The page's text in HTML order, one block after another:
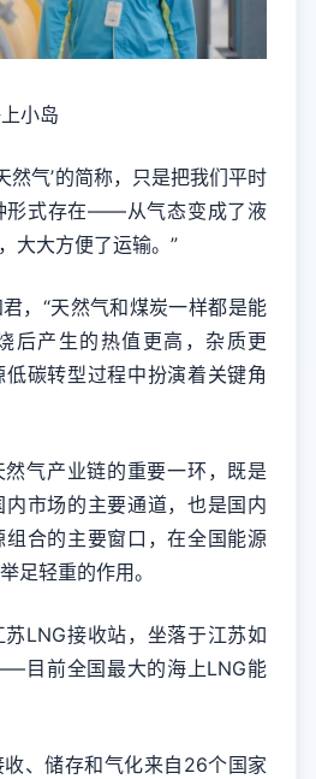
小岛
气’的简称，只是把我们平时
形式存在——从气态变成了液
大大方便了运输。”
“天然气和煤炭一样都是能
后产生的热值更高，杂质更
碳转型过程中扮演着关键角
气产业链的重要一环，既是
市场的主要通道，也是国内
合的主要窗口，在全国能源
足轻重的作用。
LNG接收站，坐落于江苏如
目前全国最大的海上LNG能
、储存和气化来自26个国家